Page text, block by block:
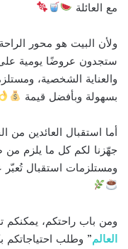
مع العائلة
ولأن البيت هو محور
ستجدون عروضًا يومية
والعناية الشخصية،
بسهولة وبأفضل قيمة
أما استقبال العائدين من
جهّزنا لكم كل ما يلزم من
ومستلزمات استقبال تُعبّر
ومن باب راحتكم،
العالم” وطلب